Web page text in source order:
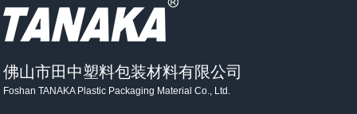
佛山市田中塑料包装材料有限公司
Foshan TANAKA Plastic Packaging Material Co., Ltd.